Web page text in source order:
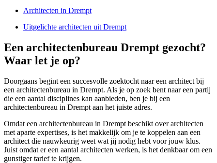
Architecten in Drempt
Uitgelichte architecten uit Drempt
Een architectenbureau Drempt gezocht?
Waar let je op?
Doorgaans begint een succesvolle zoektocht naar een architect bij
een architectenbureau in Drempt. Als je op zoek bent naar een partij
die een aantal disciplines kan aanbieden, ben je bij een
architectenbureau in Drempt aan het juiste adres.
Omdat een architectenbureau in Drempt beschikt over architecten
met aparte expertises, is het makkelijk om je te koppelen aan een
architect die nauwkeurig weet wat jij nodig hebt voor jouw klus.
Juist omdat er een aantal architecten werken, is het denkbaar om een
gunstiger tarief te krijgen.